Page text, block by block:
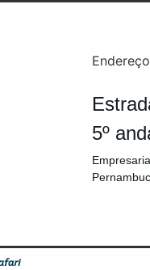
Endereço
5º